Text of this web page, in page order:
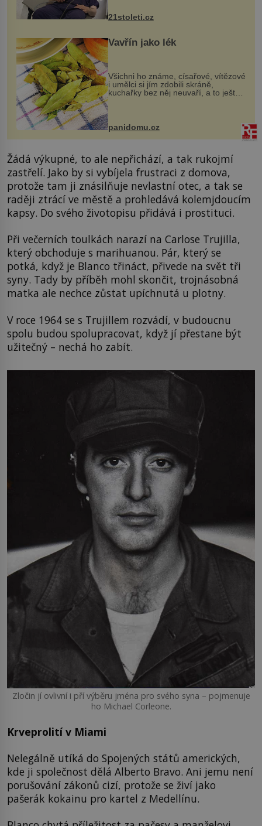
k dostatečně přesnému zacílení ...
21stoleti.cz
Vavřín jako lék
Všichni ho známe, císařové, vítězové
i umělci si jím zdobili skráně,
kuchařky bez něj neuvaří, a to ještě
nevíte, že bobkový list může výrazně
zmírnit některé naše neduhy.
Obsahuje v malém množství ně...
panidomu.cz
Žádá výkupné, to ale nepřichází, a tak rukojmí
zastřelí. Jako by si vybíjela frustraci z domova,
protože tam ji znásilňuje nevlastní otec, a tak se
raději ztrácí ve městě a prohledává kolemjdoucím
kapsy. Do svého životopisu přidává i prostituci.
Při večerních toulkách narazí na Carlose Trujilla,
který obchoduje s marihuanou. Pár, který se
potká, když je Blanco třináct, přivede na svět tři
syny. Tady by příběh mohl skončit, trojnásobná
matka ale nechce zůstat upíchnutá u plotny.
V roce 1964 se s Trujillem rozvádí, v budoucnu
spolu budou spolupracovat, když jí přestane být
užitečný – nechá ho zabít.
Zločin jí ovlivní i pří výběru jména pro svého syna – pojmenuje
ho Michael Corleone.
Krveprolití v Miami
Nelegálně utíká do Spojených států amerických,
kde ji společnost dělá Alberto Bravo. Ani jemu není
porušování zákonů cizí, protože se živí jako
pašerák kokainu pro kartel z Medellínu.